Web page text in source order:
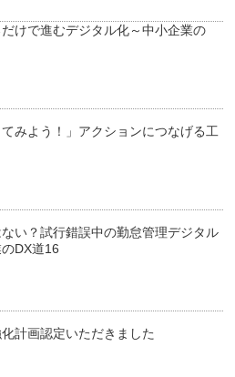
けで進むデジタル化～中小企業の
てみよう！」アクションにつなげる工
い？試行錯誤中の勤怠管理デジタル
DX道16
計画認定いただきました